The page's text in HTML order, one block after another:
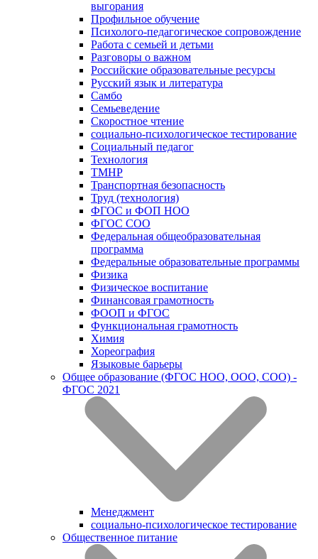
выгорания
Профильное обучение
Психолого-педагогическое сопровождение
Работа с семьей и детьми
Разговоры о важном
Российские образовательные ресурсы
Русский язык и литература
Самбо
Семьеведение
Скоростное чтение
социально-психологическое тестирование
Социальный педагог
Технология
ТМНР
Транспортная безопасность
Труд (технология)
ФГОС и ФОП НОО
ФГОС СОО
Федеральная общеобразовательная
программа
Федеральные образовательные программы
Физика
Физическое воспитание
Финансовая грамотность
ФООП и ФГОС
Функциональная грамотность
Химия
Хореография
Языковые барьеры
Общее образование (ФГОС НОО, ООО, СОО) -
ФГОС 2021
Менеджмент
социально-психологическое тестирование
Общественное питание